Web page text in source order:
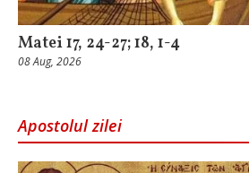
Matei 17, 24-27; 18, 1-4
08 Aug, 2026
Apostolul zilei